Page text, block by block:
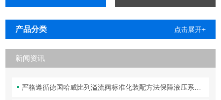
产品分类 点击展开+
新闻资讯
严格遵循德国哈威比列溢流阀标准化装配方法保障液压系统压力调控精准可靠